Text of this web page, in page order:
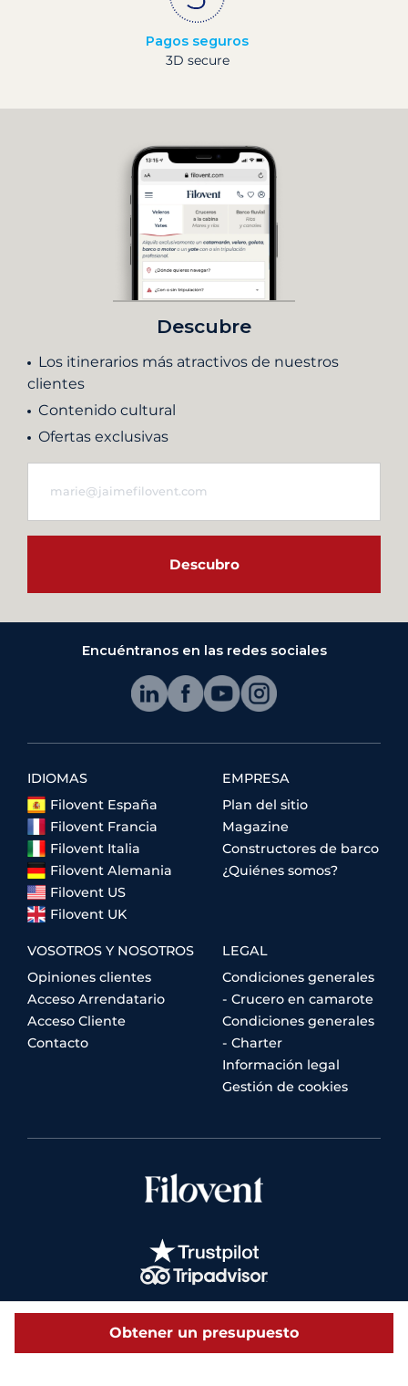
Obtener un presupuesto
Pagos seguros
3D secure
Descubre
Los itinerarios más atractivos de nuestros
clientes
Contenido cultural
Ofertas exclusivas
Descubro
Encuéntranos en las redes sociales
IDIOMAS
Filovent España
Filovent Francia
Filovent Italia
Filovent Alemania
Filovent US
Filovent UK
EMPRESA
Plan del sitio
Magazine
Constructores de barco
¿Quiénes somos?
VOSOTROS Y NOSOTROS
Opiniones clientes
Acceso Arrendatario
Acceso Cliente
Contacto
LEGAL
Condiciones generales
- Crucero en camarote
Condiciones generales
- Charter
Información legal
Gestión de cookies
© 2026 Filovent